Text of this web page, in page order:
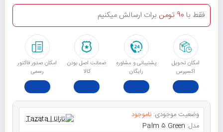
امکان تحویل
اکسپرس
پشتیبانی و مشاوره
رایگان
ﺿﻤﺎﻧﺖ اﺻﻞ ﺑﻮدن
ﮐﺎﻟﺎ
امکان صدور فاکتور
رسمی
فقط با 90 تومن برات ارسالش میکنیم
وضعیت موجودی: ناموجود
مدل: Palm 5 Green